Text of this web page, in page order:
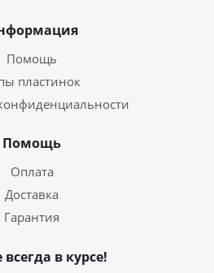
Помощь
пластинок
Помощь
Оплата
Доставка
Гарантия
всегда в курсе!